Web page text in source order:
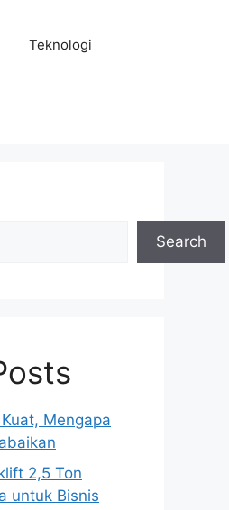
Teknologi
Search
Mengapa
2,5 Ton
untuk Bisnis